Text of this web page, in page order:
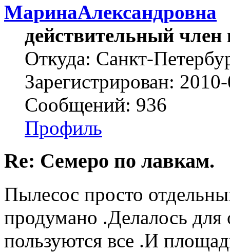
МаринаАлександровна
действительный член
Откуда: Cанкт-
Зарегистрирован:
Сообщений: 936
Профиль
Re: Семеро по лавкам.
Пылесос просто
продумано .Делалось
пользуются все .И